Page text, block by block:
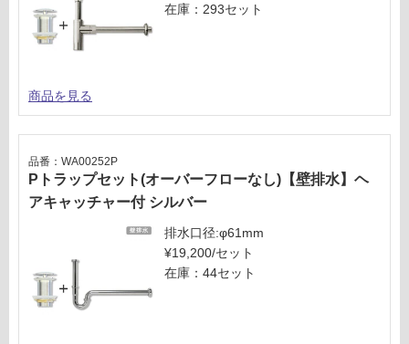
在庫：293セット
商品を見る
Pトラップセット(オーバーフローなし)【壁排水】ヘ
アキャッチャー付 シルバー
品番：WA00252P
排水口径:φ61mm
¥19,200/セット
在庫：44セット